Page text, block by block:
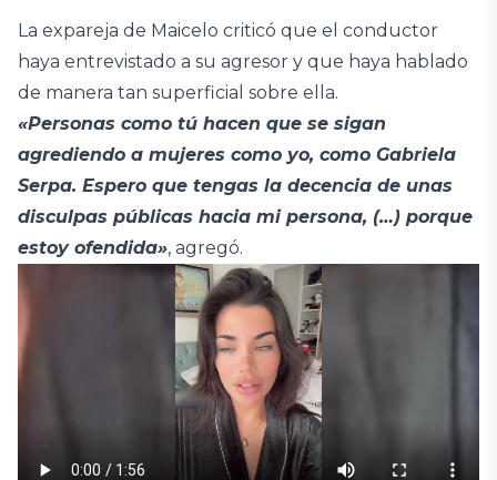
La expareja de Maicelo criticó que el conductor
haya entrevistado a su agresor y que haya hablado
de manera tan superficial sobre ella.
«Personas como tú hacen que se sigan
agrediendo a mujeres como yo, como Gabriela
Serpa. Espero que tengas la decencia de unas
disculpas públicas hacia mi persona, (…) porque
estoy ofendida», agregó.